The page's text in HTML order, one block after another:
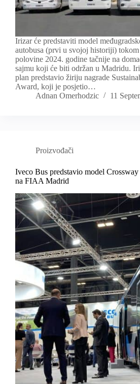
Irizar će predstaviti model
autobusa (prvi u svojoj historiji)
polovine 2024. godine tačnije na
sajmu koji će biti održan u Madridu.
plan predstavio žiriju nagrade
Award, koji je posjetio…
Adnan Omerhodzic
11
Proizvođači
Iveco Bus predstavio model
na FIAA Madrid